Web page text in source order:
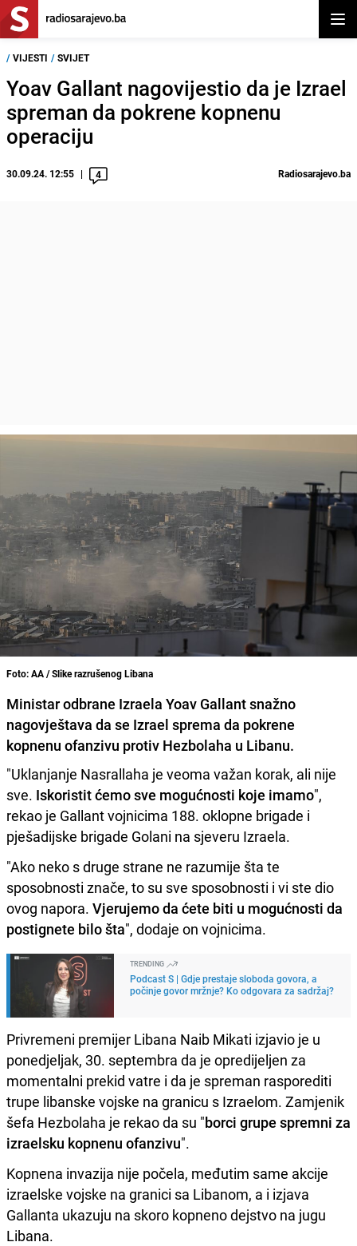
/ VIJESTI / SVIJET
Yoav Gallant nagovijestio da je Izrael
spreman da pokrene kopnenu
operaciju
30.09.24. 12:55 4 Radiosarajevo.ba
Foto: AA / Slike razrušenog Libana
Ministar odbrane Izraela Yoav Gallant snažno
nagovještava da se Izrael sprema da pokrene
kopnenu ofanzivu protiv Hezbolaha u Libanu.
"Uklanjanje Nasrallaha je veoma važan korak, ali nije
sve. Iskoristit ćemo sve mogućnosti koje imamo",
rekao je Gallant vojnicima 188. oklopne brigade i
pješadijske brigade Golani na sjeveru Izraela.
"Ako neko s druge strane ne razumije šta te
sposobnosti znače, to su sve sposobnosti i vi ste dio
ovog napora. Vjerujemo da ćete biti u mogućnosti da
postignete bilo šta", dodaje on vojnicima.
TRENDING
Podcast S | Gdje prestaje sloboda govora, a
počinje govor mržnje? Ko odgovara za sadržaj?
Privremeni premijer Libana Naib Mikati izjavio je u
ponedjeljak, 30. septembra da je opredijeljen za
momentalni prekid vatre i da je spreman rasporediti
trupe libanske vojske na granicu s Izraelom. Zamjenik
šefa Hezbolaha je rekao da su "borci grupe spremni za
izraelsku kopnenu ofanzivu".
Kopnena invazija nije počela, međutim same akcije
izraelske vojske na granici sa Libanom, a i izjava
Gallanta ukazuju na skoro kopneno dejstvo na jugu
Libana.